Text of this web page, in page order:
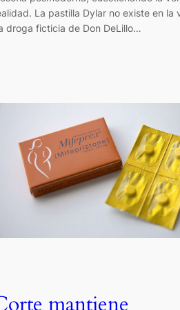
La pastilla Dylar no existe en la
droga ficticia de Don DeLillo…